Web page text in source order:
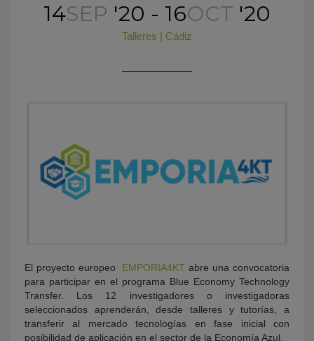
14SEP '20 - 16OCT '20
Talleres | Cádiz
El proyecto europeo EMPORIA4KT abre una convocatoria
para participar en el programa Blue Economy Technology
Transfer. Los 12 investigadores o investigadoras
seleccionados aprenderán, desde talleres y tutorías, a
transferir al mercado tecnologías en fase inicial con
posibilidad de aplicación en el sector de la Economía Azul.